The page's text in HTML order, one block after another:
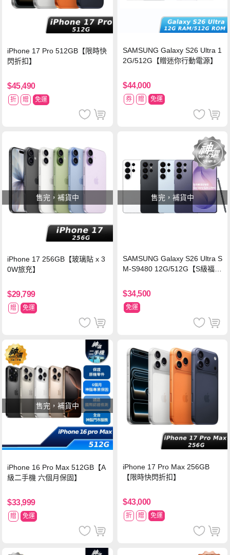
iPhone 17 Pro 512GB【限時快
閃折扣】
$45,490
折 贈 免運
SAMSUNG Galaxy S26 Ultra 1
2G/512G【贈迷你行動電源】
$44,000
券 贈 免運
售完，補貨中
iPhone 17 256GB【玻璃貼 x 3
0W旅充】
$29,799
贈 免運
售完，補貨中
SAMSUNG Galaxy S26 Ultra S
M-S9480 12G/512G【S級福利
$34,500
免運
售完，補貨中
iPhone 16 Pro Max 512GB【A
級二手機 六個月保固】
$33,999
贈 免運
iPhone 17 Pro Max 256GB
【限時快閃折扣】
$43,000
折 贈 免運